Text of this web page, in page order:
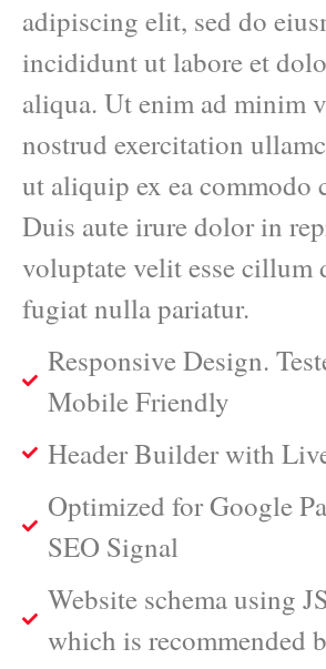
adipiscing elit, sed do
incididunt ut labore et
aliqua. Ut enim ad minim
nostrud exercitation
ut aliquip ex ea commodo
Duis aute irure dolor in
voluptate velit esse cillum
fugiat nulla pariatur.
Responsive Design.
Mobile Friendly
Header Builder with
Optimized for Google
SEO Signal
Website schema using
which is recommended